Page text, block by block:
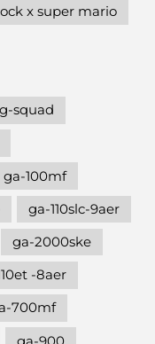
x super mario
g-squad
ga-100mf
ga-110slc-9aer
ga-2000ske
-8aer
700mf
ga-900